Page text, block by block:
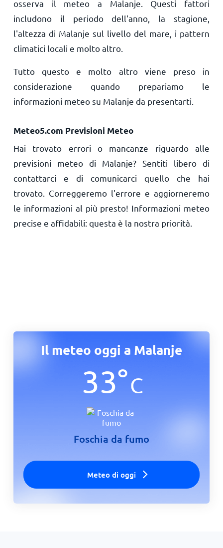
osserva il meteo a Malanje. Questi fattori
includono il periodo dell'anno, la stagione,
l'altezza di Malanje sul livello del mare, i pattern
climatici locali e molto altro.
Tutto questo e molto altro viene preso in
considerazione quando prepariamo le
informazioni meteo su Malanje da presentarti.
Meteo5.com Previsioni Meteo
Hai trovato errori o mancanze riguardo alle
previsioni meteo di Malanje? Sentiti libero di
contattarci e di comunicarci quello che hai
trovato. Correggeremo l'errore e aggiorneremo
le informazioni al più presto! Informazioni meteo
precise e affidabili: questa è la nostra priorità.
Il meteo oggi a Malanje
33°C
Foschia da fumo
Meteo di oggi